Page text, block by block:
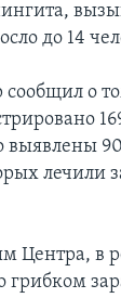
до 14
сообщил о
выявлены
лечили
Центра, в
грибком